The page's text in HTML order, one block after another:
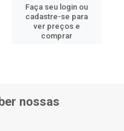
Faça seu login ou
cadastre-se para
ver preços e
comprar
nossas